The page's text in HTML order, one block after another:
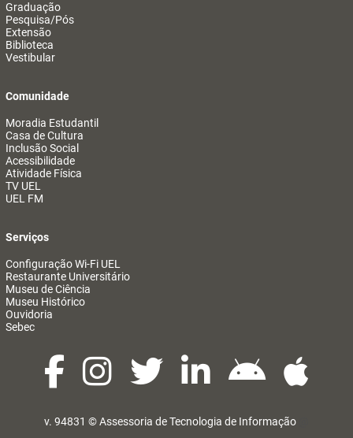
Graduação
Pesquisa/Pós
Extensão
Biblioteca
Vestibular
Comunidade
Moradia Estudantil
Casa de Cultura
Inclusão Social
Acessibilidade
Atividade Física
TV UEL
UEL FM
Serviços
Configuração Wi-Fi UEL
Restaurante Universitário
Museu de Ciência
Museu Histórico
Ouvidoria
Sebec
v. 94831 ©Assessoria de Tecnologia de Informação